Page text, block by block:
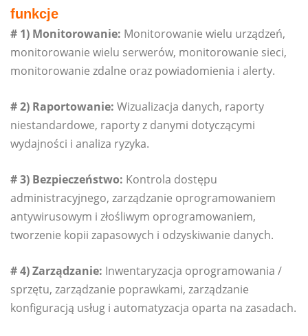
funkcje
# 1) Monitorowanie: Monitorowanie wielu urządzeń,
monitorowanie wielu serwerów, monitorowanie sieci,
monitorowanie zdalne oraz powiadomienia i alerty.
# 2) Raportowanie: Wizualizacja danych, raporty
niestandardowe, raporty z danymi dotyczącymi
wydajności i analiza ryzyka.
# 3) Bezpieczeństwo: Kontrola dostępu
administracyjnego, zarządzanie oprogramowaniem
antywirusowym i złośliwym oprogramowaniem,
tworzenie kopii zapasowych i odzyskiwanie danych.
# 4) Zarządzanie: Inwentaryzacja oprogramowania /
sprzętu, zarządzanie poprawkami, zarządzanie
konfiguracją usług i automatyzacja oparta na zasadach.